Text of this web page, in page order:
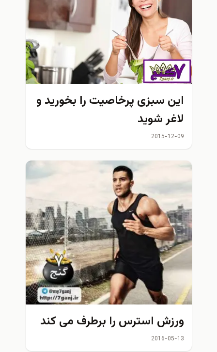
این سبزی پرخاصیت را بخورید و
لاغر شوید
2015-12-09
ورزش استرس را برطرف می کند
2016-05-13